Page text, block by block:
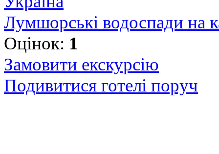
Лумшорські водоспади на
Оцінок: 1
Замовити екскурсію
Подивитися готелі поруч